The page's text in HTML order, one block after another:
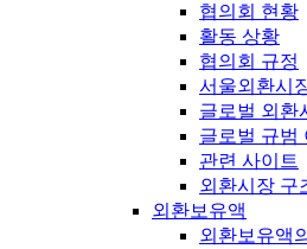
협의회 현황
활동 상황
협의회 규정
서울외환시
글로벌 외환
글로벌 규범
관련 사이트
외환시장 구
외환보유액
외환보유액